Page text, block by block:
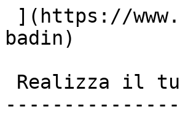
badin)